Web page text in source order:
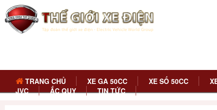
TRANG CHỦ XE GA 50CC XE SỐ 50CC
JVC
ẮC QUY TIN TỨC